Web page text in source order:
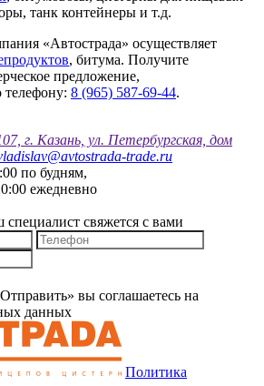
танк контейнеры и т.д.
«Автострада» осуществляет
, битума. Получите
предложение,
телефону: 8 (965) 587-69-44.
г. Казань, ул. Петербургская, дом
trade.ru
по будням,
ежедневно
специалист свяжется с вами
вы соглашаетесь на
данных
Политика